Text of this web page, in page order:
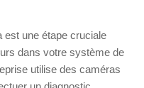
est une étape cruciale
dans votre système de
utilise des caméras